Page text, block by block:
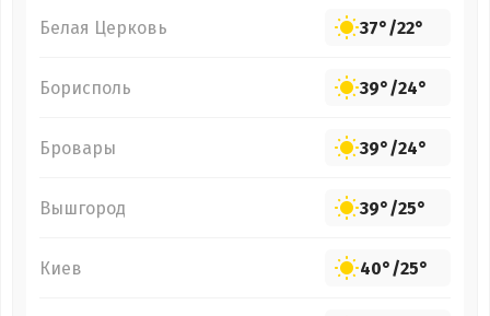
Белая Церковь 37°/22°
Борисполь 39°/24°
Бровары 39°/24°
Вышгород 39°/25°
Киев 40°/25°